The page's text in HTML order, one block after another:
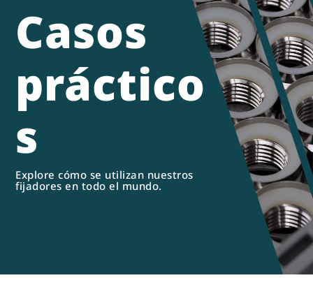
Casos
práctico
s
Explore cómo se utilizan nuestros
fijadores en todo el mundo.